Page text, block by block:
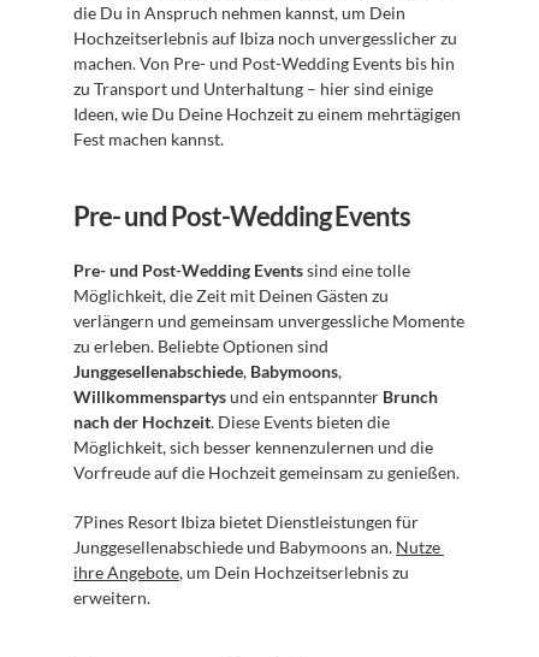
die Du in Anspruch nehmen kannst, um Dein
Hochzeitserlebnis auf Ibiza noch unvergesslicher zu
machen. Von Pre- und Post-Wedding Events bis hin
zu Transport und Unterhaltung – hier sind einige
Ideen, wie Du Deine Hochzeit zu einem mehrtägigen
Fest machen kannst.
Pre- und Post-Wedding Events
Pre- und Post-Wedding Events sind eine tolle
Möglichkeit, die Zeit mit Deinen Gästen zu
verlängern und gemeinsam unvergessliche Momente
Junggesellenabschiede, Babymoons
Willkommenspartys und ein entspannter Brunch
nach der Hochzeit. Diese Events bieten die
Möglichkeit, sich besser kennenzulernen und die
Vorfreude auf die Hochzeit gemeinsam zu genießen.
7Pines Resort Ibiza bietet Dienstleistungen für
Junggesellenabschiede und Babymoons an. Nutze
ihre Angebote, um Dein Hochzeitserlebnis zu
erweitern.